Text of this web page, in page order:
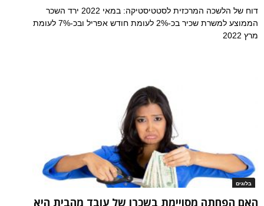
דוח של הלשכה המרכזית לסטטיסטיקה: במאי 2022 ירד השכר
הממוצע למשרת שכיר בכ-2% לעומת חודש אפריל ובכ-7% לעומת
מרץ 2022
בלוגים
האם הפחתה מסויימת בשכרו של עובד מהבית היא